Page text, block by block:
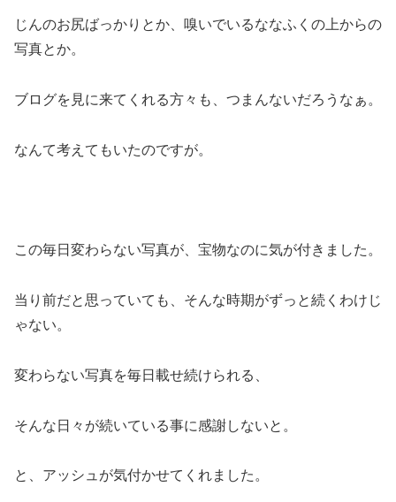
じんのお尻ばっかりとか、嗅いでいるななふくの上からの
写真とか。
ブログを見に来てくれる方々も、つまんないだろうなぁ。
なんて考えてもいたのですが。
この毎日変わらない写真が、宝物なのに気が付きました。
当り前だと思っていても、そんな時期がずっと続くわけじ
ゃない。
変わらない写真を毎日載せ続けられる、
そんな日々が続いている事に感謝しないと。
と、アッシュが気付かせてくれました。